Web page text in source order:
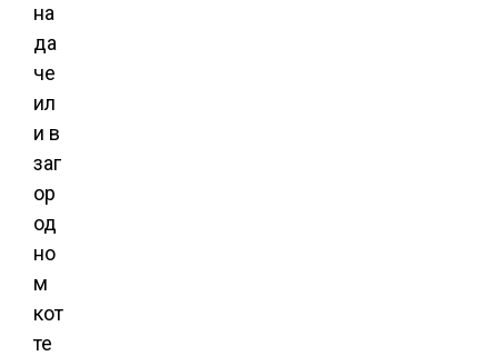
на
да
че
ил
и в
заг
ор
од
но
м
кот
те